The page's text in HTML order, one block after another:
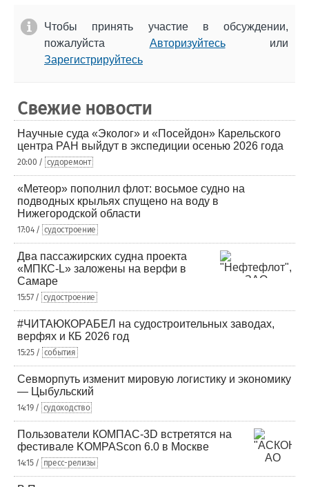
Чтобы принять участие в обсуждении,
пожалуйста Авторизуйтесьили
Зарегистрируйтесь
Свежие новости
Научные суда «Эколог» и «Посейдон» Карельского
центра РАН выйдут в экспедиции осенью 2026 года
20:00 / судоремонт
«Метеор» пополнил флот: восьмое судно на
подводных крыльях спущено на воду в
Нижегородской области
17:04 / судостроение
Два пассажирских судна проекта
«МПКС-L» заложены на верфи в
Самаре
15:57 / судостроение
#ЧИТАЮКОРАБЕЛ на судостроительных заводах,
верфях и КБ 2026 год
15:25 / события
Севморпуть изменит мировую логистику и экономику
— Цыбульский
14:19 / судоходство
Пользователи КОМПАС-3D встретятся на
фестивале KOMPAScon 6.0 в Москве
14:15 / пресс-релизы